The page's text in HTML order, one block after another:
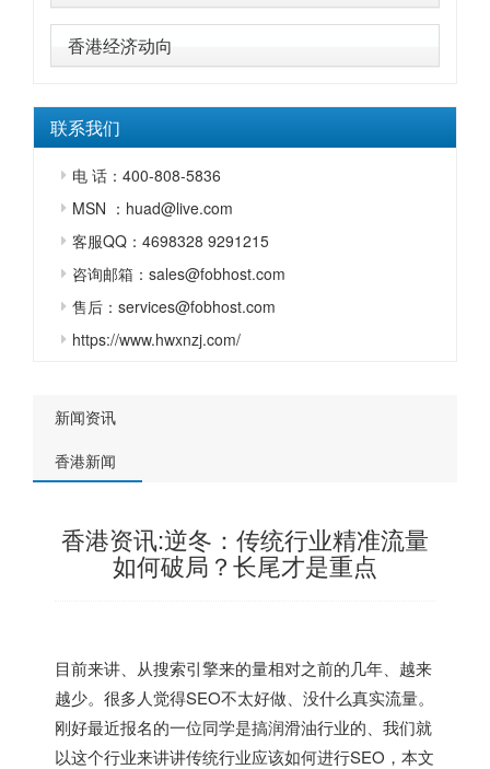
香港经济动向
联系我们
电 话：400-808-5836
MSN ：huad@live.com
客服QQ：4698328 9291215
咨询邮箱：sales@fobhost.com
售后：services@fobhost.com
https://www.hwxnzj.com/
新闻资讯
香港新闻
香港资讯:逆冬：传统行业精准流量
如何破局？长尾才是重点
目前来讲、从搜索引擎来的量相对之前的几年、越来
越少。很多人觉得SEO不太好做、没什么真实流量。
刚好最近报名的一位同学是搞润滑油行业的、我们就
以这个行业来讲讲传统行业应该如何进行SEO，本文